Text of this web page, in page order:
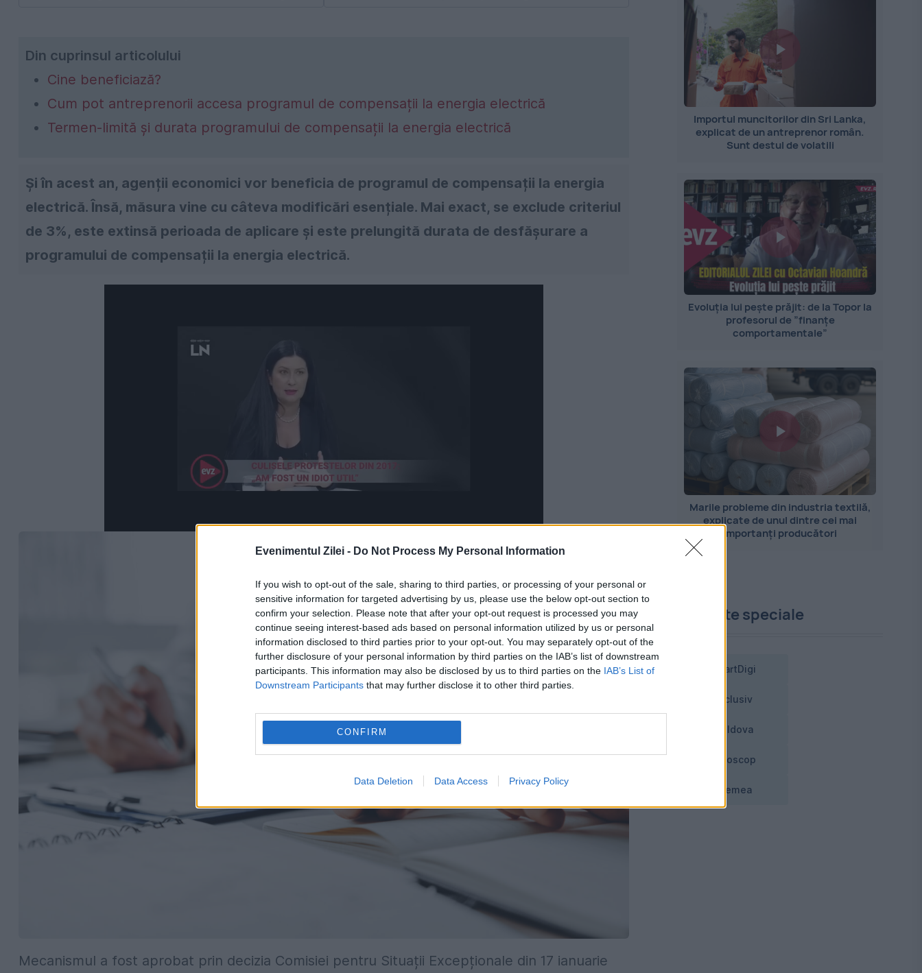
Evenimentul Zilei - Do Not Process My Personal Information
If you wish to opt-out of the sale, sharing to third parties, or processing of your personal or
sensitive information for targeted advertising by us, please use the below opt-out section to
confirm your selection. Please note that after your opt-out request is processed you may
continue seeing interest-based ads based on personal information utilized by us or personal
information disclosed to third parties prior to your opt-out. You may separately opt-out of the
further disclosure of your personal information by third parties on the IAB’s list of downstream
participants. This information may also be disclosed by us to third parties on the IAB’s List of
Downstream Participants that may further disclose it to other third parties.
CONFIRM
Data Deletion Data Access Privacy Policy
Din cuprinsul articolului
Cine beneficiază?
Cum pot antreprenorii accesa programul de compensații la energia electrică
Termen-limită și durata programului de compensații la energia electrică
Și în acest an, agenții economici vor beneficia de programul de compensații la energia
electrică. Însă, măsura vine cu câteva modificări esențiale. Mai exact, se exclude criteriul
de 3%, este extinsă perioada de aplicare și este prelungită durata de desfășurare a
programului de compensații la energia electrică.
Mecanismul a fost aprobat prin decizia Comisiei pentru Situații Excepționale din 17 ianuarie
Importul muncitorilor din Sri Lanka,
explicat de un antreprenor român.
Sunt destul de volatili
Evoluția lui pește prăjit: de la Topor la
profesorul de ”finanțe
comportamentale”
Marile probleme din industria textilă,
explicate de unul dintre cei mai
importanți producători
Proiecte speciale
SmartDigi
Exclusiv
Moldova
Horoscop
Vremea